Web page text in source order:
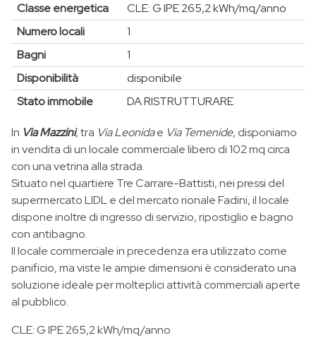
Classe energetica
CLE: G IPE 265,2 kWh/mq/anno
Numero locali
1
Bagni
1
Disponibilità
disponibile
Stato immobile
DA RISTRUTTURARE
In Via Mazzini, tra Via Leonidae Via Temenide, disponiamo
in vendita di un locale commerciale libero di 102 mq circa
con una vetrina alla strada.
Situato nel quartiere Tre Carrare-Battisti, nei pressi del
supermercato LIDL e del mercato rionale Fadini, il locale
dispone inoltre di ingresso di servizio, ripostiglio e bagno
con antibagno.
Il locale commerciale in precedenza era utilizzato come
panificio, ma viste le ampie dimensioni è considerato una
soluzione ideale per molteplici attività commerciali aperte
al pubblico.
CLE: G IPE 265,2 kWh/mq/anno